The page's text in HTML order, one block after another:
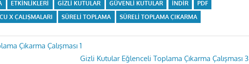
ETKINLIKLERI GIZLI KUTULAR GÜVENLI KUTULAR INDIR
PDF
X ÇALIŞMALARI SÜRELI TOPLAMA SÜRELI TOPLAMA ÇIKARMA
Çıkarma Çalışması 1
Next
Gizli Kutular Eğlenceli Toplama Çıkarma Çalışması 3